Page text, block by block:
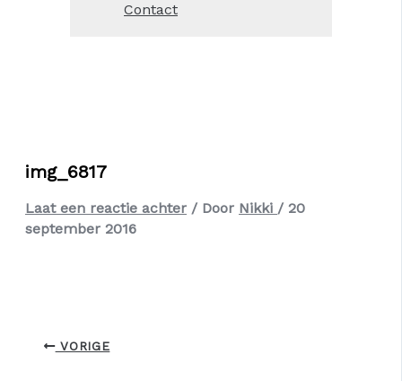
Contact
img_6817
Laat een reactie achter / Door Nikki / 20
september 2016
VORIGE